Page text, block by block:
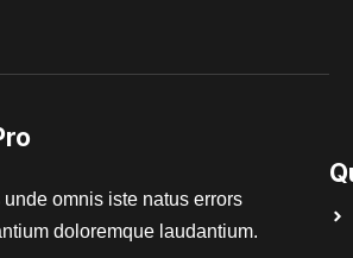
omnis iste natus errors
doloremque laudantium.